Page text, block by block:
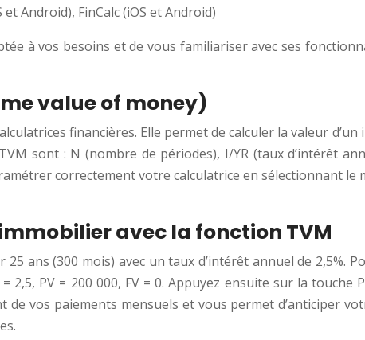
Android), FinCalc (iOS et Android)
à vos besoins et de vous familiariser avec ses
value of money)
financières. Elle permet de calculer la valeur
sont : N (nombre de périodes), I/YR (taux d’intérêt
correctement votre calculatrice en sélectionnant
avec la fonction TVM
25 ans (300 mois) avec un taux d’intérêt annuel de 2,5%.
2,5, PV = 200 000, FV = 0. Appuyez ensuite sur la
vos paiements mensuels et vous permet d’anticiper